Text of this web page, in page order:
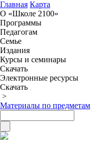
Главная Карта
О «Школе 2100»
Программы
Педагогам
Семье
Издания
Курсы и семинары
Скачать
Электронные ресурсы
Скачать
>
Материалы по предметам